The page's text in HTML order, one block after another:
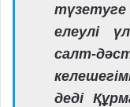
елеулі
салт-
деді